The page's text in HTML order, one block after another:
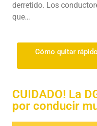
derretido. Los
que…
Cómo quitar
CUIDADO! La
por conducir